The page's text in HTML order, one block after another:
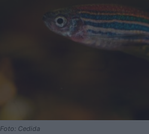
Foto: Cedida